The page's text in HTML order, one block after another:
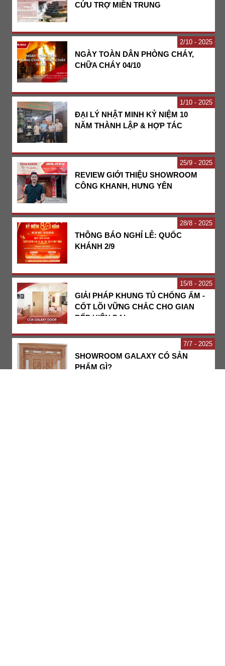
CỨU TRỢ MIỀN TRUNG
2 10 - 2025
NGÀY TOÀN DÂN PHÒNG CHÁY,
CHỮA CHÁY 04/10
1 10 - 2025
ĐẠI LÝ NHẬT MINH KỶ NIỆM 10
NĂM THÀNH LẬP & HỢP TÁC
25 9 - 2025
REVIEW GIỚI THIỆU SHOWROOM
CÔNG KHANH, HƯNG YÊN
28 8 - 2025
THÔNG BÁO NGHỈ LỄ: QUỐC
KHÁNH 2/9
15 8 - 2025
GIẢI PHÁP KHUNG TỦ CHỐNG ẨM -
CỐT LÕI VỮNG CHẮC CHO GIAN
BẾP HIỆN ĐẠI
7 7 - 2025
SHOWROOM GALAXY CÓ SẢN
PHẨM GÌ?